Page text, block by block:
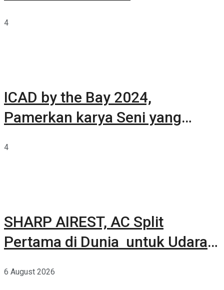
4
ICAD by the Bay 2024,
Pamerkan karya Seni yang
4
SHARP AIREST, AC Split
Pertama di Dunia untuk Udara
6 August 2026